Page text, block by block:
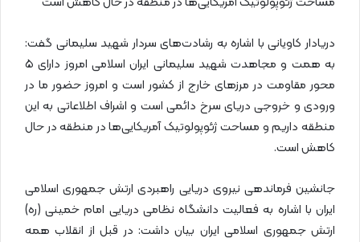
دریادار کاویانی با اشاره به رشادت‌های سردار شهید سلیمانی گفت:
به همت و مجاهدت شهید سلیمانی ایران اسلامی امروز دارای ۵
محور مقاومت در مرزهای خارج از کشور است و امروز حضور ما در
ورودی و خروجی دریای سرخ دائمی است و اشراف اطلاعاتی به این
منطقه داریم و مساحت ژئوپولوتیک آمریکایی‌ها در منطقه در حال
کاهش است.
جانشین فرماندهی نیروی دریایی راهبردی ارتش جمهوری اسلامی
ایران با اشاره به فعالیت دانشگاه نظامی دریایی امام خمینی (ره)
ارتش جمهوری اسلامی ایران بیان داشت: در قبل از انقلاب همه